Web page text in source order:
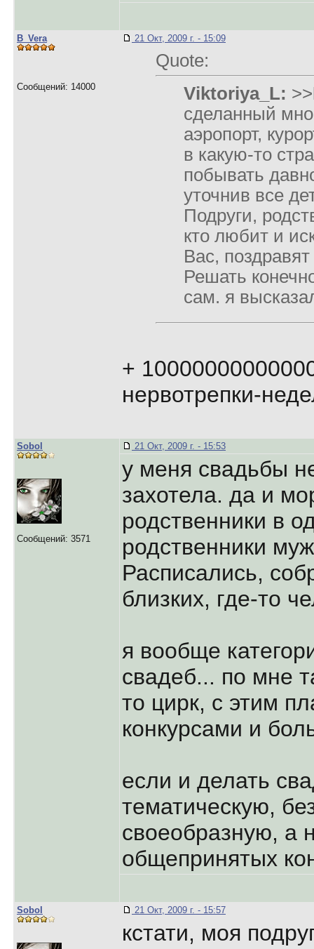
B_Vera
Сообщений: 14000
21 Окт, 2009 г. - 15:09
Quote:
Viktoriya_L: >>
сделанный
аэропорт,
в какую-то
побывать
уточнив все
Подруги,
кто любит и
Вас,
Решать
сам. я
+
нервотрепки-
Sobol
Сообщений: 3571
21 Окт, 2009 г. - 15:53
у меня свадьбы
захотела. да и
родственники в
родственники
Расписались,
близких, где-то
я вообще
свадеб... по мне
то цирк, с этим
конкурсами и
если и делать
тематическую,
своеобразную, а
общепринятых
Sobol 21 Окт, 2009 г. - 15:57
кстати, моя